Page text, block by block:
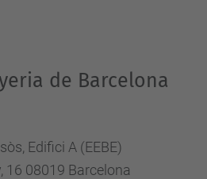
de Barcelona
Edifici A (EEBE)
16 08019 Barcelona